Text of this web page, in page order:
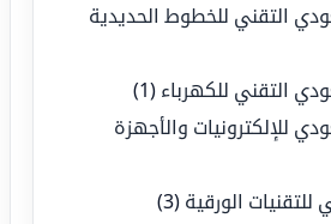
التقني للخطوط الحديدية
التقني للكهرباء (1)
للإلكترونيات والأجهزة
للتقنيات الورقية (3)